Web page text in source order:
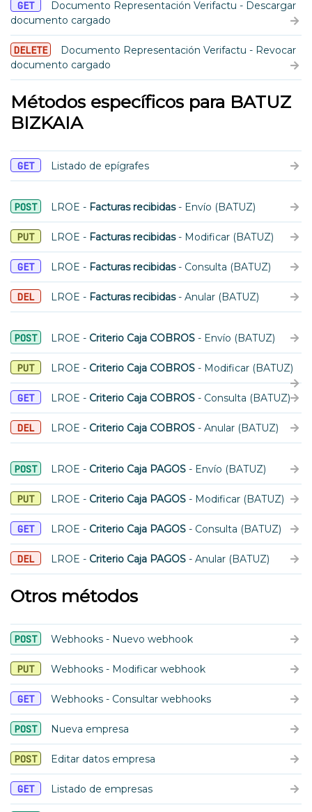
GET
Documento Representación Verifactu - Descargar
documento cargado
DELETE
Documento Representación Verifactu - Revocar
documento cargado
Métodos específicos para BATUZ
BIZKAIA
GET Listado de epígrafes
POST LROE - Facturas recibidas- Envío (BATUZ)
PUT LROE - Facturas recibidas- Modificar (BATUZ)
GET LROE - Facturas recibidas- Consulta (BATUZ)
DEL LROE - Facturas recibidas- Anular (BATUZ)
POST LROE - Criterio Caja COBROS - Envío (BATUZ)
PUT LROE - Criterio Caja COBROS - Modificar (BATUZ)
GET LROE - Criterio Caja COBROS - Consulta (BATUZ)
DEL LROE - Criterio Caja COBROS - Anular (BATUZ)
POST LROE - Criterio Caja PAGOS - Envío (BATUZ)
PUT LROE - Criterio Caja PAGOS - Modificar (BATUZ)
GET LROE - Criterio Caja PAGOS - Consulta (BATUZ)
DEL LROE - Criterio Caja PAGOS - Anular (BATUZ)
Otros métodos
POST Webhooks - Nuevo webhook
PUT Webhooks - Modificar webhook
GET Webhooks - Consultar webhooks
POST Nueva empresa
POST Editar datos empresa
GET Listado de empresas